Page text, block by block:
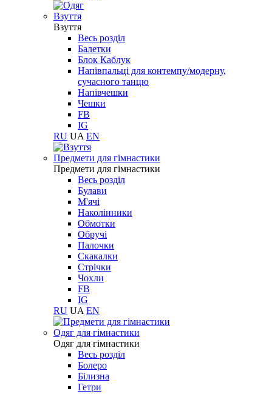
Взуття
Взуття
Весь розділ
Балетки
Блок Каблук
Напівпальці для контемпу/модерну,
сучасного танцю
Напівчешки
Чешки
FB
IG
RU UA EN
Предмети для гімнастики
Предмети для гімнастики
Весь розділ
Булави
М'ячі
Наколінники
Обмотки
Обручі
Палочки
Скакалки
Стрічки
Чохли
FB
IG
RU UA EN
Одяг для гімнастики
Одяг для гімнастики
Весь розділ
Болеро
Білизна
Гетри